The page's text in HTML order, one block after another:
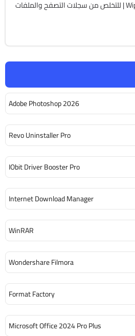
Adobe Photoshop 2026
Revo Uninstaller Pro
IObit Driver Booster Pro
Internet Download Manager
WinRAR
Wondershare Filmora
Format Factory
Microsoft Office 2024 Pro Plus
تحميل برنامج Wipe Professional | للتخلص من سجلات التصفح والملفات